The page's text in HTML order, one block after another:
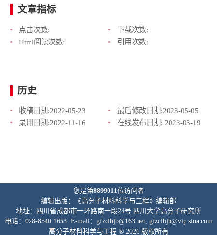
文章指标
点击次数:
下载次数:
Html阅读次数:
引用次数:
历史
收稿日期:2022-05-23 最后修改日期:2023-05-05
录用日期:2022-11-16 在线发布日期: 2023-03-19
您是第8899011位访问者
编辑出版：《高分子材料科学与工程》编辑部
地址：四川省成都市一环路南一段24号 四川大学高分子研究所
电话：028-8540 1653 E-mail：gfzclbjb@163.net; gfzclbjb@vip.sina.com
高分子材料科学与工程 ® 2026 版权所有